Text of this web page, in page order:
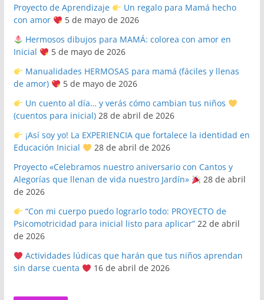
Proyecto de Aprendizaje
Un regalo para Mamá hecho
con amor
5 de mayo de 2026
Hermosos dibujos para MAMÁ: colorea con amor en
Inicial
5 de mayo de 2026
Manualidades HERMOSAS para mamá (fáciles y llenas
de amor)
5 de mayo de 2026
Un cuento al día… y verás cómo cambian tus niños
(cuentos para inicial) 28 de abril de 2026
¡Así soy yo! La EXPERIENCIA que fortalece la identidad en
Educación Inicial
28 de abril de 2026
Proyecto «Celebramos nuestro aniversario con Cantos y
Alegorías que llenan de vida nuestro Jardín»
28 de abril
de 2026
“Con mi cuerpo puedo lograrlo todo: PROYECTO de
Psicomotricidad para inicial listo para aplicar” 22 de abril
de 2026
Actividades lúdicas que harán que tus niños aprendan
sin darse cuenta
16 de abril de 2026